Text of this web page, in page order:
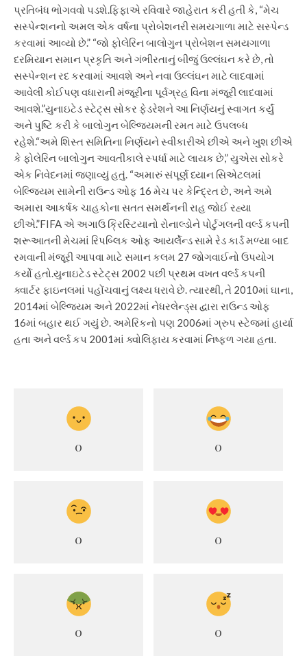
પ્રતિબંધ ભોગવવો પડશે.ફિફાએ રવિવારે જાહેરાત કરી હતી કે, “મેચ
સસ્પેન્શનનો અમલ એક વર્ષના પ્રોબેશનરી સમયગાળા માટે સસ્પેન્ડ
કરવામાં આવ્યો છે.” “જો ફોલેરિન બાલોગુન પ્રોબેશન સમયગાળા
દરમિયાન સમાન પ્રકૃતિ અને ગંભીરતાનું બીજું ઉલ્લંઘન કરે છે, તો
સસ્પેન્શન રદ કરવામાં આવશે અને નવા ઉલ્લંઘન માટે લાદવામાં
આવેલી કોઈપણ વધારાની મંજૂરીના પૂર્વગ્રહ વિના મંજૂરી લાદવામાં
આવશે.”યુનાઇટેડ સ્ટેટ્સ સોકર ફેડરેશને આ નિર્ણયનું સ્વાગત કર્યું
અને પુષ્ટિ કરી કે બાલોગુન બેલ્જિયમની રમત માટે ઉપલબ્ધ
રહેશે.“અમે શિસ્ત સમિતિના નિર્ણયને સ્વીકારીએ છીએ અને ખુશ છીએ
કે ફોલેરિન બાલોગુન આવતીકાલે સ્પર્ધા માટે લાયક છે,” યુએસ સોકરે
એક નિવેદનમાં જણાવ્યું હતું. “અમારું સંપૂર્ણ ધ્યાન સિએટલમાં
બેલ્જિયમ સામેની રાઉન્ડ ઓફ 16 મેચ પર કેન્દ્રિત છે, અને અમે
અમારા આકર્ષક ચાહકોના સતત સમર્થનની રાહ જોઈ રહ્યા
છીએ.”FIFA એ અગાઉ ક્રિસ્ટિયાનો રોનાલ્ડોને પોર્ટુગલની વર્લ્ડ કપની
શરૂઆતની મેચમાં રિપબ્લિક ઓફ આયર્લેન્ડ સામે રેડ કાર્ડ મળ્યા બાદ
રમવાની મંજૂરી આપવા માટે સમાન કલમ 27 જોગવાઈનો ઉપયોગ
કર્યો હતો.યુનાઇટેડ સ્ટેટ્સ 2002 પછી પ્રથમ વખત વર્લ્ડ કપની
ક્વાર્ટર ફાઇનલમાં પહોંચવાનું લક્ષ્ય ધરાવે છે. ત્યારથી, તે 2010માં ઘાના,
2014માં બેલ્જિયમ અને 2022માં નેધરલેન્ડ્સ દ્વારા રાઉન્ડ ઓફ
16માં બહાર થઈ ગયું છે. અમેરિકનો પણ 2006માં ગ્રુપ સ્ટેજમાં હાર્યા
હતા અને વર્લ્ડ કપ 2001માં ક્વોલિફાય કરવામાં નિષ્ફળ ગયા હતા.
0 0
0 0
0 0